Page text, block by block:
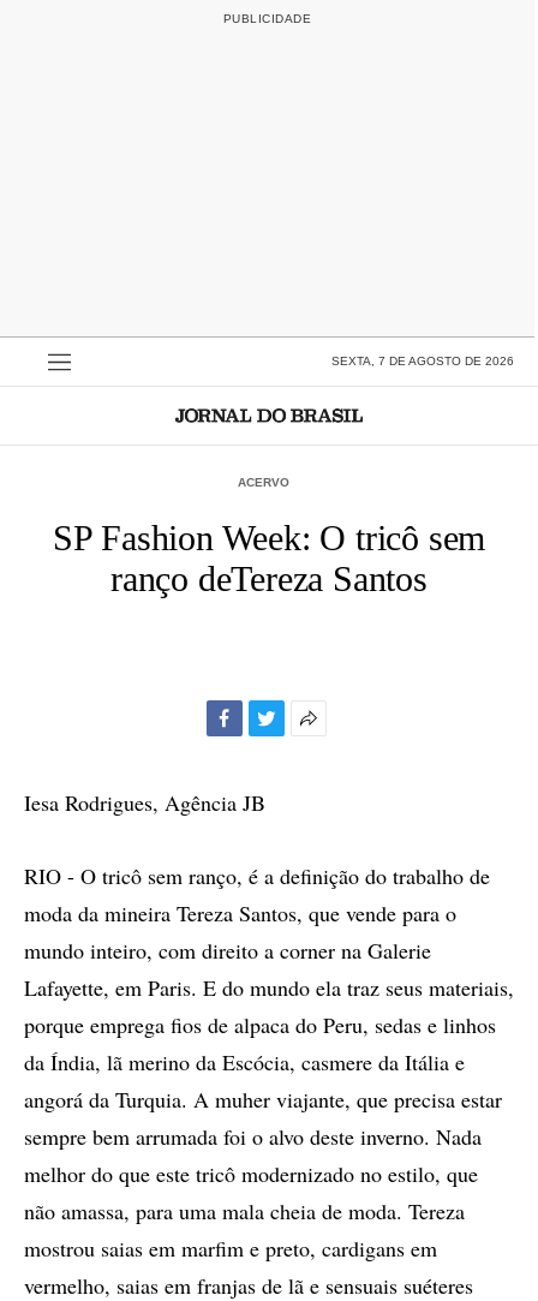
SEXTA, 7 DE AGOSTO DE 2026
ACERVO
SP Fashion Week: O tricô sem
ranço deTereza Santos
Iesa Rodrigues, Agência JB
RIO - O tricô sem ranço, é a definição do trabalho de
moda da mineira Tereza Santos, que vende para o
mundo inteiro, com direito a corner na Galerie
Lafayette, em Paris. E do mundo ela traz seus materiais,
porque emprega fios de alpaca do Peru, sedas e linhos
da Índia, lã merino da Escócia, casmere da Itália e
angorá da Turquia. A muher viajante, que precisa estar
sempre bem arrumada foi o alvo deste inverno. Nada
melhor do que este tricô modernizado no estilo, que
não amassa, para uma mala cheia de moda. Tereza
mostrou saias em marfim e preto, cardigans em
vermelho, saias em franjas de lã e sensuais suéteres